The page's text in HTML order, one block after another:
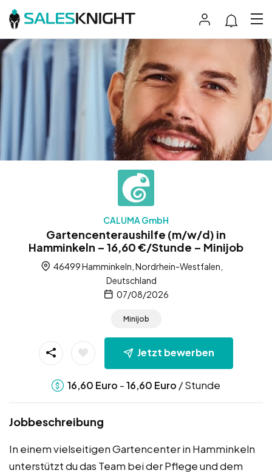
CALUMA GmbH
Gartencenteraushilfe (m/w/d) in
Hamminkeln – 16,60 €/Stunde – Minijob
46499 Hamminkeln, Nordrhein-Westfalen,
Deutschland
07/08/2026
Minijob
Jetzt bewerben
16,60 Euro -16,60 Euro / Stunde
Jobbeschreibung
In einem vielseitigen Gartencenter in Hamminkeln
unterstützt du das Team bei der Pflege und dem